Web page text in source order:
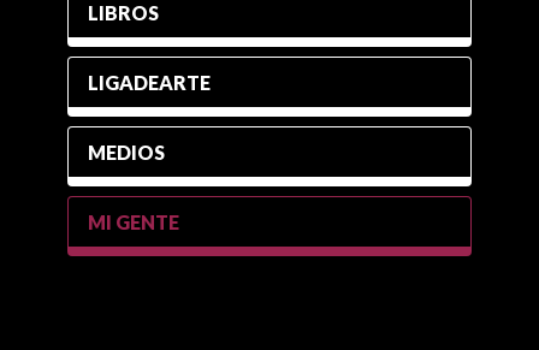
LIBROS
LIGADEARTE
MEDIOS
MI GENTE